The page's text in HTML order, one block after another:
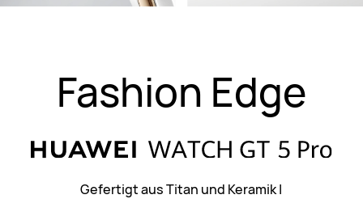
Fashion Edge
Gefertigt aus Titan und Keramik|